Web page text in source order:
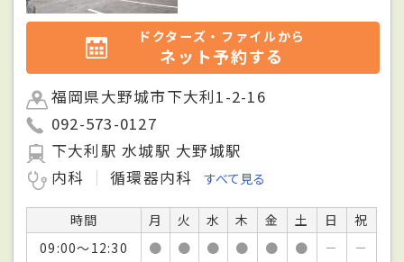
ドクターズ・ファイルから
ネット予約する
福岡県大野城市下大利1-2-16
092-573-0127
下大利駅 水城駅 大野城駅
内科
循環器内科 すべて見る
時間 月 火 水 木 金 土 日
祝
09:00～12:30
● ● ● ● ● ● －
－